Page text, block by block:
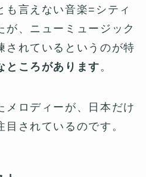
も言えない音楽=シティ
が、ニューミュージック
されているというのが特
ところがあります 。
メロディーが、日本だけ
されているのです。